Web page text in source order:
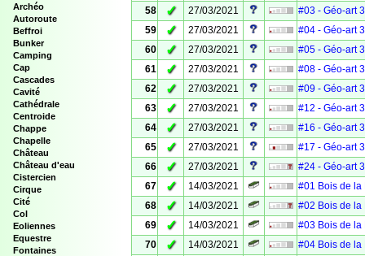
Archéo
Autoroute
Beffroi
Bunker
Camping
Cap
Cascades
Cavité
Cathédrale
Centroide
Chappe
Chapelle
Château
Château d'eau
Cistercien
Cirque
Cité
Col
Eoliennes
Equestre
Fontaines
58
✓ 27/03/2021
#03 - Géo-art
59
✓ 27/03/2021
#04 - Géo-art
60
✓ 27/03/2021
#05 - Géo-art
61
✓ 27/03/2021
#08 - Géo-art
62
✓ 27/03/2021
#09 - Géo-art
63
✓ 27/03/2021
#12 - Géo-art
64
✓ 27/03/2021
#16 - Géo-art
65
✓ 27/03/2021
#17 - Géo-art
66
✓ 27/03/2021
#24 - Géo-art
67
✓ 14/03/2021
#01 Bois de la
68
✓ 14/03/2021
#02 Bois de la
69
✓ 14/03/2021
#03 Bois de la
70
✓ 14/03/2021
#04 Bois de la